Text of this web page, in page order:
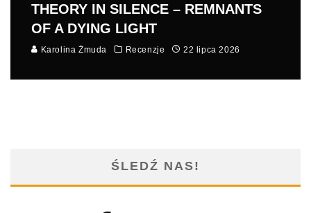
THEORY IN SILENCE – REMNANTS
OF A DYING LIGHT
Karolina Żmuda Recenzje 22 lipca 2026
ŚLEDŹ NAS!